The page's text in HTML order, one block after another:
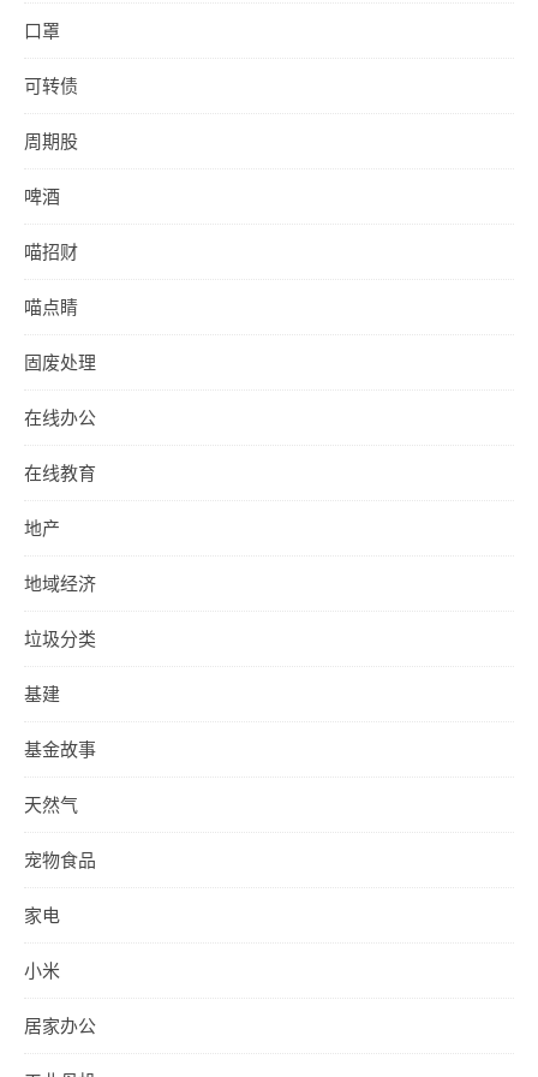
口罩
可转债
周期股
啤酒
喵招财
喵点睛
固废处理
在线办公
在线教育
地产
地域经济
垃圾分类
基建
基金故事
天然气
宠物食品
家电
小米
居家办公